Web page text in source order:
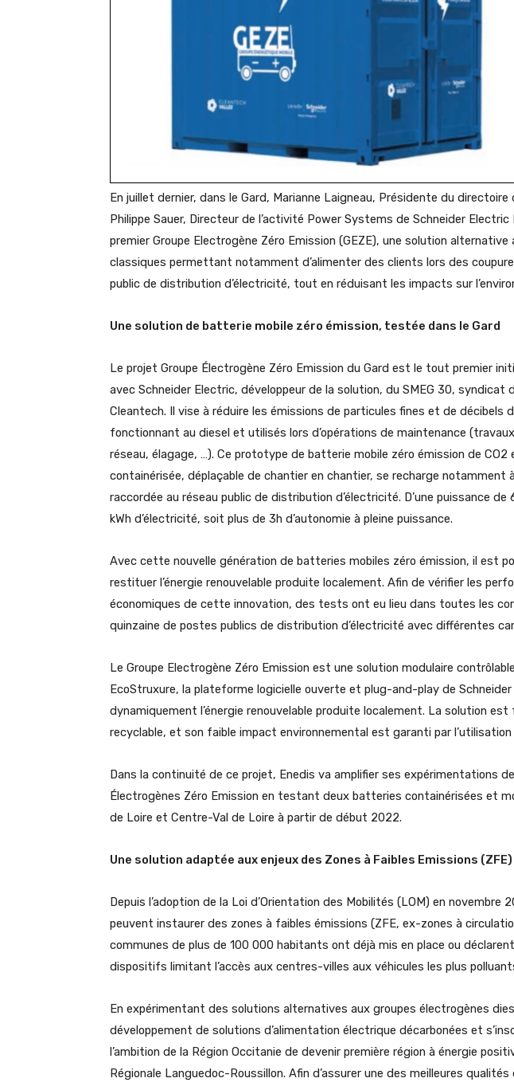
En juillet dernier, dans le Gard, Marianne Laigneau, Présidente du directoire
Philippe Sauer, Directeur de l’activité Power Systems de Schneider Electric
premier Groupe Electrogène Zéro Emission (GEZE), une solution
classiques permettant notamment d’alimenter des clients lors des
public de distribution d’électricité, tout en réduisant les impacts sur
Une solution de batterie mobile zéro émission, testée dans le Gard
Le projet Groupe Électrogène Zéro Emission du Gard est le tout premier
avec Schneider Electric, développeur de la solution, du SMEG 30, syndicat
Cleantech. Il vise à réduire les émissions de particules fines et de décibels
fonctionnant au diesel et utilisés lors d’opérations de maintenance
réseau, élagage, …). Ce prototype de batterie mobile zéro émission de CO2
containérisée, déplaçable de chantier en chantier, se recharge notamment
raccordée au réseau public de distribution d’électricité. D’une puissance
kWh d’électricité, soit plus de 3h d’autonomie à pleine puissance.
Avec cette nouvelle génération de batteries mobiles zéro émission, il est
restituer l’énergie renouvelable produite localement. Afin de vérifier les
économiques de cette innovation, des tests ont eu lieu dans toutes les
quinzaine de postes publics de distribution d’électricité avec différentes
Le Groupe Electrogène Zéro Emission est une solution modulaire
EcoStruxure, la plateforme logicielle ouverte et plug-and-play de
dynamiquement l’énergie renouvelable produite localement. La solution est
recyclable, et son faible impact environnemental est garanti par
Dans la continuité de ce projet, Enedis va amplifier ses expérimentations
Électrogènes Zéro Emission en testant deux batteries containérisées et
de Loire et Centre-Val de Loire à partir de début 2022.
Une solution adaptée aux enjeux des Zones à Faibles Emissions (ZFE)
Depuis l’adoption de la Loi d’Orientation des Mobilités (LOM) en novembre
peuvent instaurer des zones à faibles émissions (ZFE, ex-zones à
communes de plus de 100 000 habitants ont déjà mis en place ou
dispositifs limitant l’accès aux centres-villes aux véhicules les plus
En expérimentant des solutions alternatives aux groupes électrogènes
développement de solutions d’alimentation électrique décarbonées et
l’ambition de la Région Occitanie de devenir première région à énergie
Régionale Languedoc-Roussillon. Afin d’assurer une des meilleures